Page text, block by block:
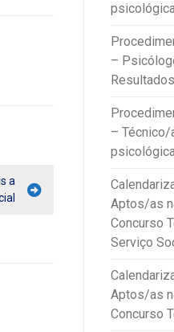
a
–
Resultados
– Técnico/
Aptos/as
Concurso
Serviço
Aptos/as
Concurso